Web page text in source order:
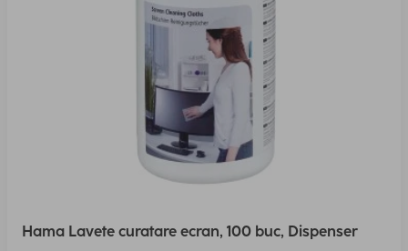
Hama Lavete curatare ecran, 100 buc, Dispenser